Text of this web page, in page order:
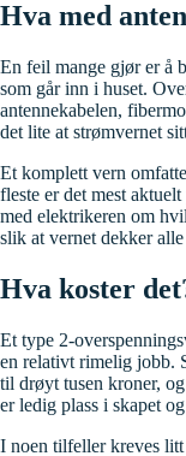
Hva med
En feil mange gjør er å
som går inn i huset.
antennekabelen,
det lite at strømvernet
Et komplett vern
fleste er det mest
med elektrikeren om
slik at vernet dekker
Hva koster
Et type 2-
en relativt rimelig jobb.
til drøyt tusen kroner,
er ledig plass i skapet
I noen tilfeller kreves